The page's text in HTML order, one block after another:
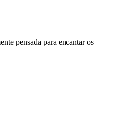
pensada para encantar os